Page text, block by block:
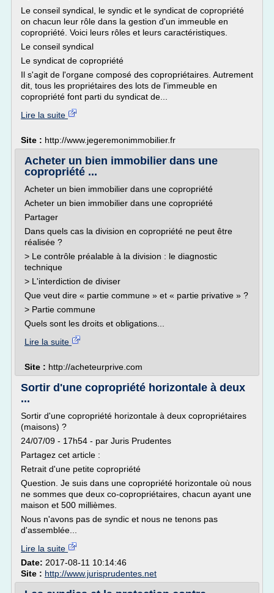
Le conseil syndical, le syndic et le syndicat de copropriété
on chacun leur rôle dans la gestion d'un immeuble en
copropriété. Voici leurs rôles et leurs caractéristiques.
Le conseil syndical
Le syndicat de copropriété
Il s'agit de l'organe composé des copropriétaires. Autrement
dit, tous les propriétaires des lots de l'immeuble en
copropriété font parti du syndicat de...
Lire la suite
Site : http://www.jegeremonimmobilier.fr
Acheter un bien immobilier dans une
copropriété ...
Acheter un bien immobilier dans une copropriété
Acheter un bien immobilier dans une copropriété
Partager
Dans quels cas la division en copropriété ne peut être
réalisée ?
> Le contrôle préalable à la division : le diagnostic
technique
> L'interdiction de diviser
Que veut dire « partie commune » et « partie privative » ?
> Partie commune
Quels sont les droits et obligations...
Lire la suite
Site : http://acheteurprive.com
Sortir d'une copropriété horizontale à deux
...
Sortir d'une copropriété horizontale à deux copropriétaires
(maisons) ?
24/07/09 - 17h54 - par Juris Prudentes
Partagez cet article :
Retrait d'une petite copropriété
Question. Je suis dans une copropriété horizontale où nous
ne sommes que deux co-copropriétaires, chacun ayant une
maison et 500 millièmes.
Nous n'avons pas de syndic et nous ne tenons pas
d'assemblée...
Lire la suite
Date: 2017-08-11 10:14:46
Site : http://www.jurisprudentes.net